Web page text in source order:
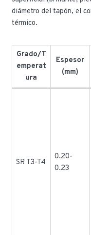
diámetro del tapón, el
térmico.
Grado/T
emperat
ura
Espesor
(mm)
SR T3-T4
0.20-
0.23